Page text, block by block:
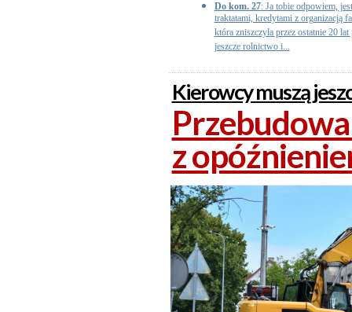
Do kom. 27: Ja tobie odpowiem,
traktatami, kredytami z organizacją
która zniszczyła przez ostatnie 20
jeszcze rolnictwo i...
Kierowcy muszą
z